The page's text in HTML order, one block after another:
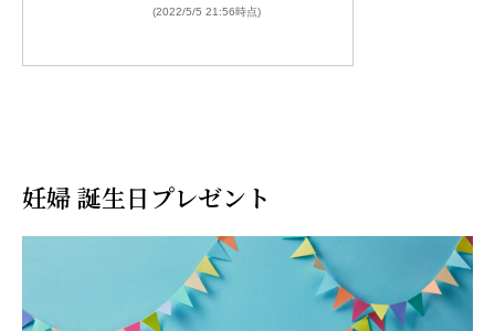
(2022/5/5 21:56時点)
妊婦 誕生日プレゼント